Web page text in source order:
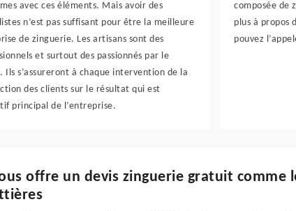
avec ces éléments. Mais avoir des
n’est pas suffisant pour être la meilleure
de zinguerie. Les artisans sont des
et surtout des passionnés par le
Ils s’assureront à chaque intervention de la
des clients sur le résultat qui est
principal de l’entreprise.
composée de
plus à propos
pouvez
offre un devis zinguerie gratuit comme